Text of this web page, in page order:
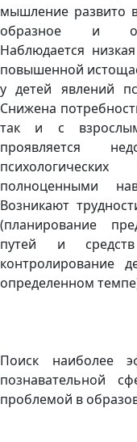
мышление развито
образное и
Наблюдается
повышенной
у детей явлений
Снижена
так и с
проявляется
полноценными
Возникают
(планирование
путей и
контролирование
определенном
Поиск наиболее
познавательной
проблемой в